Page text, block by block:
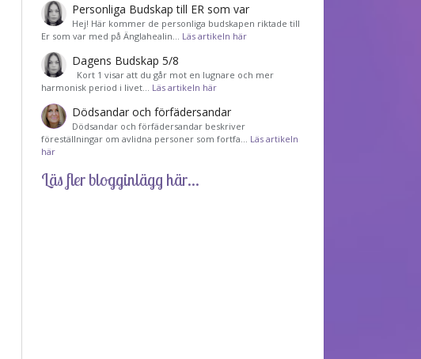
Personliga Budskap till ER som var
Hej! Här kommer de personliga budskapen riktade till
Er som var med på Änglahealin… Läs artikeln här
Dagens Budskap 5/8
Kort 1 visar att du går mot en lugnare och mer
harmonisk period i livet… Läs artikeln här
Dödsandar och förfädersandar
Dödsandar och förfädersandar beskriver
föreställningar om avlidna personer som fortfa… Läs artikeln
här
Läs fler blogginlägg här...